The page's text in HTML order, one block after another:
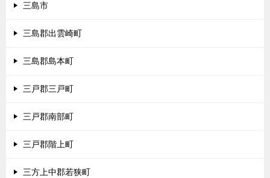
三島市
三島郡出雲崎町
三島郡島本町
三戸郡三戸町
三戸郡南部町
三戸郡階上町
三方上中郡若狭町